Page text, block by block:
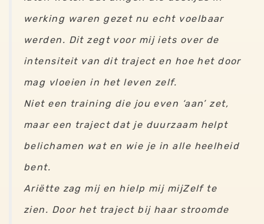
werking waren gezet nu echt voelbaar
werden. Dit zegt voor mij iets over de
intensiteit van dit traject en hoe het door
mag vloeien in het leven zelf.
Niet een training die jou even ‘aan’ zet,
maar een traject dat je duurzaam helpt
belichamen wat en wie je in alle heelheid
bent.
Ariëtte zag mij en hielp mij mijZelf te
zien. Door het traject bij haar stroomde